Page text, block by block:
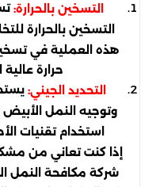
التسخين بالحرارة:
التسخين بالحرارة
هذه العملية في
حرارة
التحديد الجيني:
وتوجيه النمل
استخدام تقنيات
إذا كنت تعاني من
شركة مكافحة النمل